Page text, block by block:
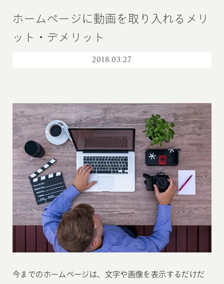
ホームページに動画を取り入れるメリ
ット・デメリット
2018.03.27
今までのホームページは、文字や画像を表示するだけだ